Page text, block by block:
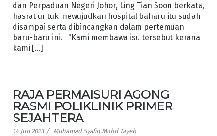
dan Perpaduan Negeri Johor, Ling Tian Soon berkata,
hasrat untuk mewujudkan hospital baharu itu sudah
disampai serta dibincangkan dalam pertemuan
baru-baru ini. “Kami membawa isu tersebut kerana
kami […]
RAJA PERMAISURI AGONG
RASMI POLIKLINIK PRIMER
SEJAHTERA
14 Jun 2023 / Muhamad Syafiq Mohd Tayeb